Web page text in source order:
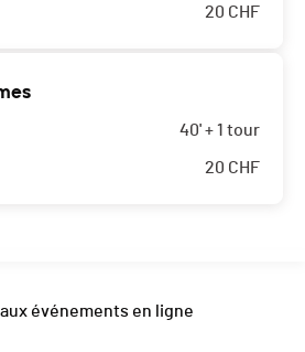
20 CHF
40' + 1 tour
20 CHF
événements en ligne